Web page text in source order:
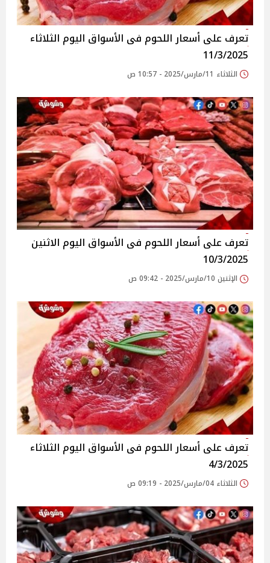
تعرف على أسعار اللحوم فى الأسواق‎‎ اليوم الثلاثاء
11/3/2025
الثلاثاء 11/مارس/2025 - 10:57 ص
تعرف على أسعار اللحوم فى الأسواق‎‎ اليوم الاثنين
10/3/2025
الإثنين 10/مارس/2025 - 09:42 ص
تعرف على أسعار اللحوم فى الأسواق‎‎ اليوم الثلاثاء
4/3/2025
الثلاثاء 04/مارس/2025 - 09:19 ص